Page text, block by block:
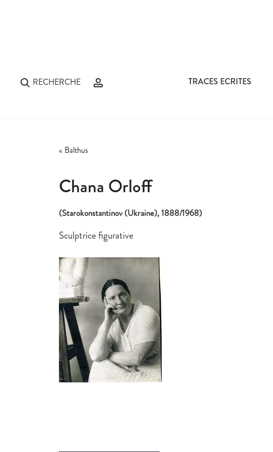
RECHERCHE TRACES ECRITES
« Balthus
Chana Orloff
(Starokonstantinov (Ukraine), 1888/1968)
Sculptrice figurative